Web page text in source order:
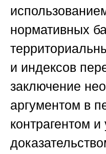
нормативных
и индексов
заключение
аргументом в
контрагентом